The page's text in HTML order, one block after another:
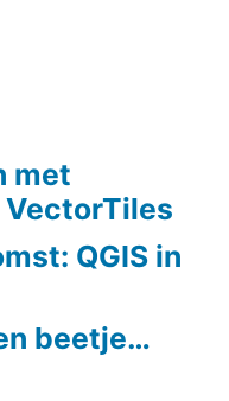
met
VectorTiles
QGIS in
beetje…